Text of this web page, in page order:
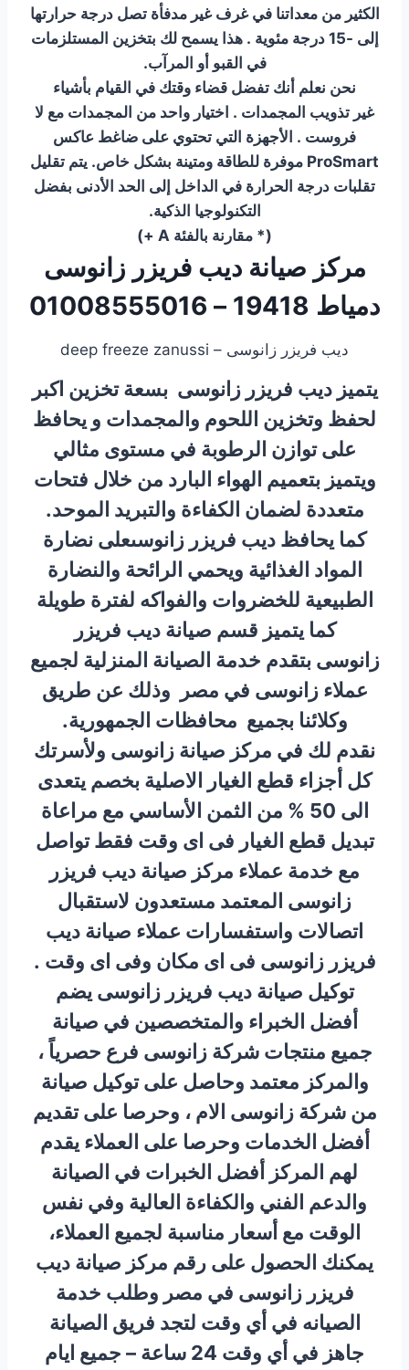
الكثير من معداتنا في غرف غير مدفأة تصل درجة حرارتها
إلى -15 درجة مئوية . هذا يسمح لك بتخزين المستلزمات
في القبو أو المرآب.
نحن نعلم أنك تفضل قضاء وقتك في القيام بأشياء
غير تذويب المجمدات . اختيار واحد من المجمدات مع لا
فروست . الأجهزة التي تحتوي على ضاغط عاكس
ProSmart موفرة للطاقة ومتينة بشكل خاص. يتم تقليل
تقلبات درجة الحرارة في الداخل إلى الحد الأدنى بفضل
التكنولوجيا الذكية.
(* مقارنة بالفئة A +)
مركز صيانة ديب فريزر زانوسى
دمياط 19418 – 01008555016
ديب فريزر زانوسى – deep freeze zanussi
يتميز ديب فريزر زانوسى بسعة تخزين اكبر
لحفظ وتخزين اللحوم والمجمدات و يحافظ
على توازن الرطوبة في مستوى مثالي
ويتميز بتعميم الهواء البارد من خلال فتحات
متعددة لضمان الكفاءة والتبريد الموحد.
كما يحافظ ديب فريزر زانوسىعلى نضارة
المواد الغذائية ويحمي الرائحة والنضارة
الطبيعية للخضروات والفواكه لفترة طويلة
كما يتميز قسم صيانة ديب فريزر
زانوسى بتقدم خدمة الصيانة المنزلية لجميع
عملاء زانوسى في مصر وذلك عن طريق
وكلائنا بجميع محافظات الجمهورية.
نقدم لك في مركز صيانة زانوسى ولأسرتك
كل أجزاء قطع الغيار الاصلية بخصم يتعدى
الى 50 % من الثمن الأساسي مع مراعاة
تبديل قطع الغيار فى اى وقت فقط تواصل
مع خدمة عملاء مركز صيانة ديب فريزر
زانوسى المعتمد مستعدون لاستقبال
اتصالات واستفسارات عملاء صيانة ديب
فريزر زانوسى فى اى مكان وفى اى وقت .
توكيل صيانة ديب فريزر زانوسى يضم
أفضل الخبراء والمتخصصين في صيانة
جميع منتجات شركة زانوسى فرع حصرياً ،
والمركز معتمد وحاصل على توكيل صيانة
من شركة زانوسى الام ، وحرصا على تقديم
أفضل الخدمات وحرصا على العملاء يقدم
لهم المركز أفضل الخبرات في الصيانة
والدعم الفني والكفاءة العالية وفي نفس
الوقت مع أسعار مناسبة لجميع العملاء،
يمكنك الحصول على رقم مركز صيانة ديب
فريزر زانوسى في مصر وطلب خدمة
الصيانه في أي وقت لتجد فريق الصيانة
جاهز في أي وقت 24 ساعة – جميع ايام